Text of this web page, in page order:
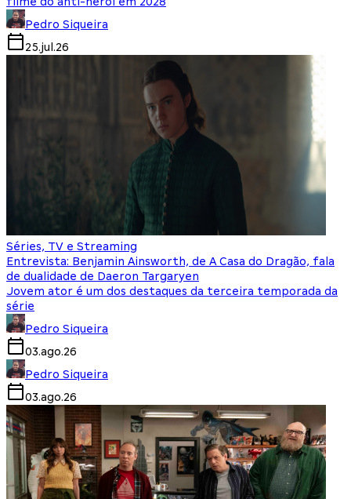
Pedro Siqueira
25.jul.26
Séries, TV e Streaming
Entrevista: Benjamin Ainsworth, de A Casa do Dragão, fala
de dualidade de Daeron Targaryen
Jovem ator é um dos destaques da terceira temporada da
série
Pedro Siqueira
03.ago.26
Pedro Siqueira
03.ago.26